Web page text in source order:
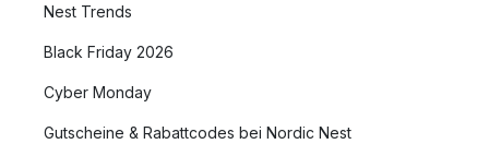
Nest Trends
Black Friday 2026
Cyber Monday
Gutscheine & Rabattcodes bei Nordic Nest